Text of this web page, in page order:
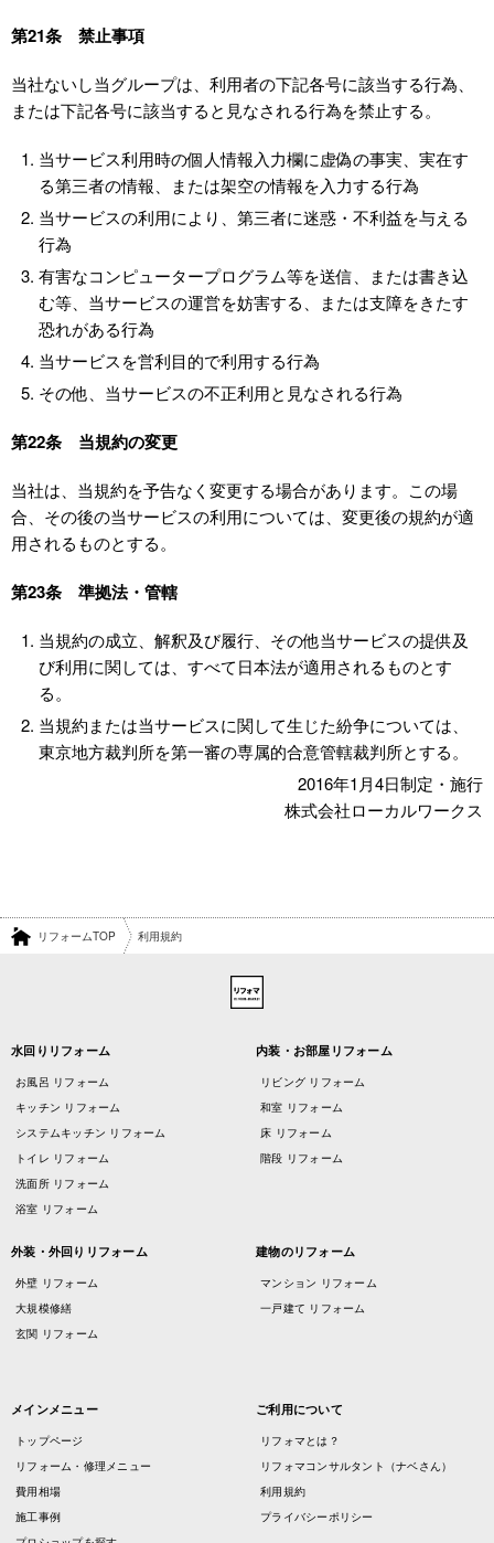
第21条 禁止事項
当社ないし当グループは、利用者の下記各号に該当する行為、
または下記各号に該当すると見なされる行為を禁止する。
当サービス利用時の個人情報入力欄に虚偽の事実、実在す
る第三者の情報、または架空の情報を入力する行為
当サービスの利用により、第三者に迷惑・不利益を与える
行為
有害なコンピュータープログラム等を送信、または書き込
む等、当サービスの運営を妨害する、または支障をきたす
恐れがある行為
当サービスを営利目的で利用する行為
その他、当サービスの不正利用と見なされる行為
第22条 当規約の変更
当社は、当規約を予告なく変更する場合があります。この場
合、その後の当サービスの利用については、変更後の規約が適
用されるものとする。
第23条 準拠法・管轄
当規約の成立、解釈及び履行、その他当サービスの提供及
び利用に関しては、すべて日本法が適用されるものとす
る。
当規約または当サービスに関して生じた紛争については、
東京地方裁判所を第一審の専属的合意管轄裁判所とする。
2016年1月4日制定・施行
株式会社ローカルワークス
リフォームTOP 利用規約
水回りリフォーム
お風呂 リフォーム
キッチン リフォーム
システムキッチン リフォーム
トイレ リフォーム
洗面所 リフォーム
浴室 リフォーム
内装・お部屋リフォーム
リビング リフォーム
和室 リフォーム
床 リフォーム
階段 リフォーム
外装・外回りリフォーム
外壁 リフォーム
大規模修繕
玄関 リフォーム
建物のリフォーム
マンション リフォーム
一戸建て リフォーム
メインメニュー
トップページ
リフォーム・修理メニュー
費用相場
施工事例
ご利用について
リフォマとは？
リフォマコンサルタント（ナベさん）
利用規約
プライバシーポリシー